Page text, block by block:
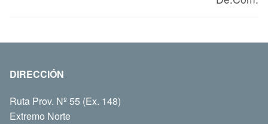
DIRECCIÓN
Ruta Prov. Nº 55 (Ex. 148)
Extremo Norte